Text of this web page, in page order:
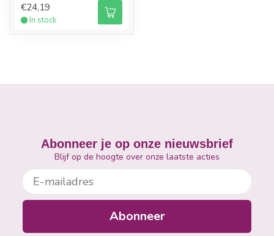
€24,19
In stock
Abonneer je op onze nieuwsbrief
Blijf op de hoogte over onze laatste acties
E-mailadres
Abonneer